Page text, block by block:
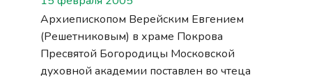
Архиепископом Верейским Евгением
(Решетниковым) в храме Покрова
Пресвятой Богородицы Московской
духовной академии поставлен во чтеца